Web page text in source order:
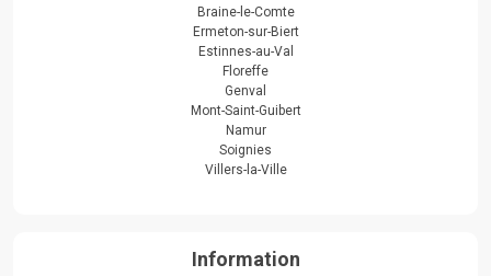
Braine-le-Comte
Ermeton-sur-Biert
Estinnes-au-Val
Floreffe
Genval
Mont-Saint-Guibert
Namur
Soignies
Villers-la-Ville
Information